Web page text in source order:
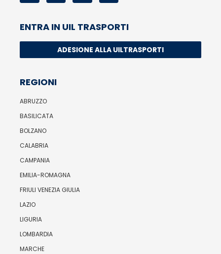
ENTRA IN UIL TRASPORTI
ADESIONE ALLA UILTRASPORTI
REGIONI
ABRUZZO
BASILICATA
BOLZANO
CALABRIA
CAMPANIA
EMILIA-ROMAGNA
FRIULI VENEZIA GIULIA
LAZIO
LIGURIA
LOMBARDIA
MARCHE